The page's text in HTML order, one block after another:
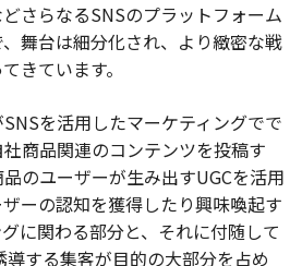
さらなるSNSのプラットフォーム
舞台は細分化され、より緻密な戦
きています。
を活用したマーケティングでで
商品関連のコンテンツを投稿す
のユーザーが生み出すUGCを活用
ーの認知を獲得したり興味喚起す
に関わる部分と、それに付随して
導する集客が目的の大部分を占め